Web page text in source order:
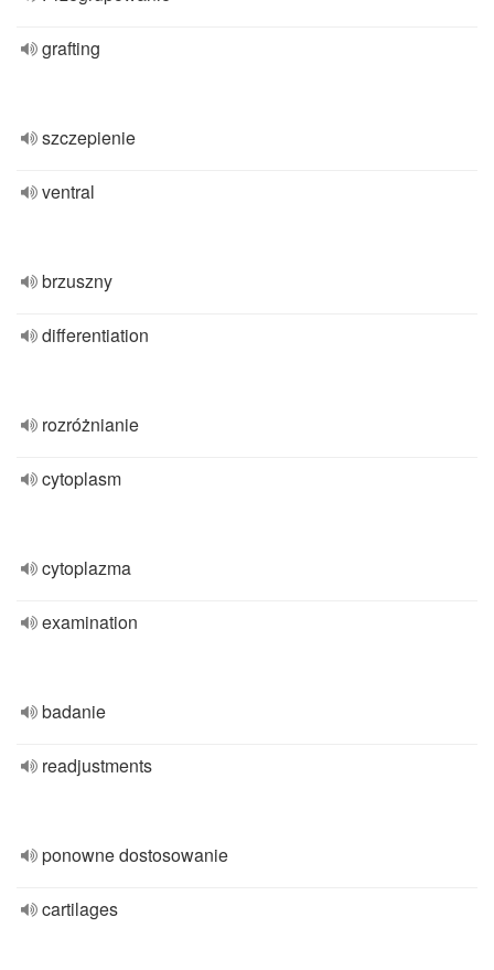
grafting
szczepienie
ventral
brzuszny
differentiation
rozróżnianie
cytoplasm
cytoplazma
examination
badanie
readjustments
ponowne dostosowanie
cartilages